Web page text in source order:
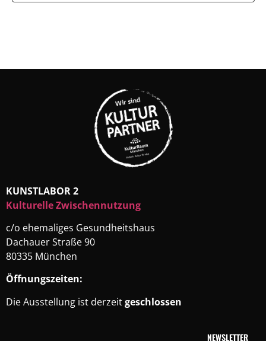
KUNSTLABOR 2
Kulturelle Zwischennutzung
c/o ehemaliges Gesundheitshaus
Dachauer Straße 90
80335 München
Öffnungszeiten:
Die Ausstellung ist derzeitgeschlossen
NEWSLETTER